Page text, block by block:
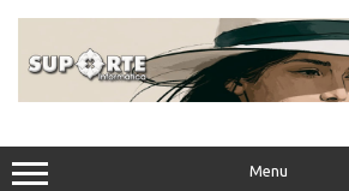
Menu